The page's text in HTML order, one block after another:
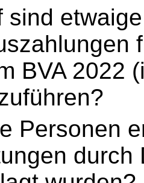
sind
BVA 2022
Personen
durch